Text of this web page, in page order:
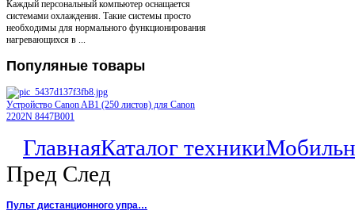
Каждый персональный компьютер оснащается
системами охлаждения. Такие системы просто
необходимы для нормального функционирования
нагревающихся в ...
Популяные товары
Устройство Canon AB1 (250 листов) для Canon
2202N 8447B001
ГлавнаяКаталог техники
Пред След
Пульт дистанционного упра…